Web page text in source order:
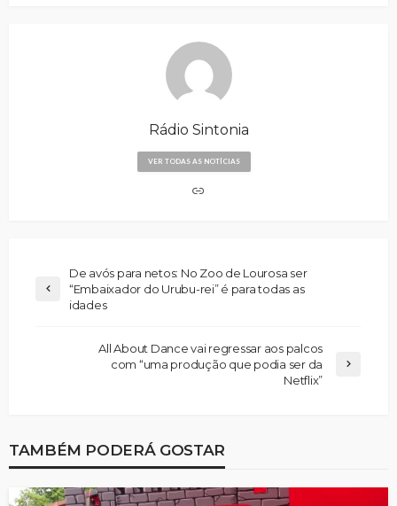
Rádio Sintonia
VER TODAS AS NOTÍCIAS
De avós para netos: No Zoo de Lourosa ser
“Embaixador do Urubu-rei” é para todas as
idades
All About Dance vai regressar aos palcos
com “uma produção que podia ser da
Netflix”
TAMBÉM PODERÁ GOSTAR